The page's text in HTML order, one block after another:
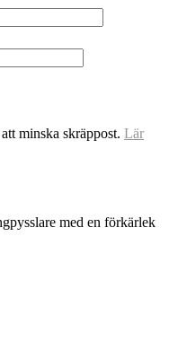
minska skräppost. Lär
med en förkärlek